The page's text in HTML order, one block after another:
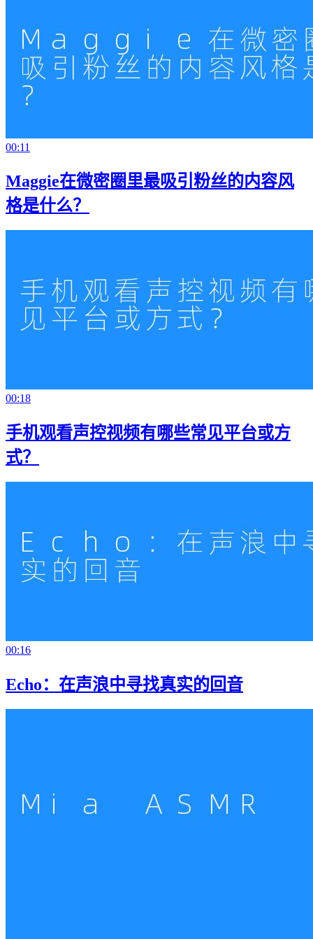
00:11
Maggie在微密圈里最吸引粉丝的内容风
格是什么？
00:18
手机观看声控视频有哪些常见平台或方
式？
00:16
Echo：在声浪中寻找真实的回音